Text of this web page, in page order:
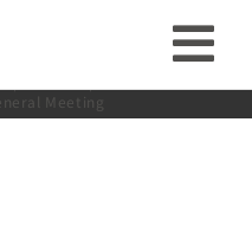
收
Annual General
Meeting